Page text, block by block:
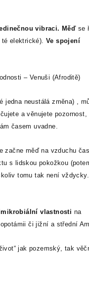
vibraci. Měďse
té elektrické).Ve spojení
– Venuši (Afroditě)
jedna neustálá změna) ,
a věnujete pozornost,
časem uvadne.
začne měď na vzduchu
s lidskou pokožkou
tomu tak není
vlastnosti na
či jižní a střední
jak pozemský, tak